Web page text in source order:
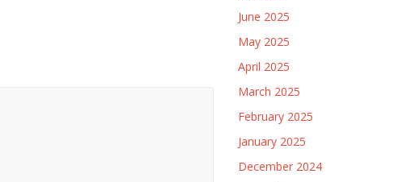
June 2025
May 2025
April 2025
March 2025
February 2025
January 2025
December 2024